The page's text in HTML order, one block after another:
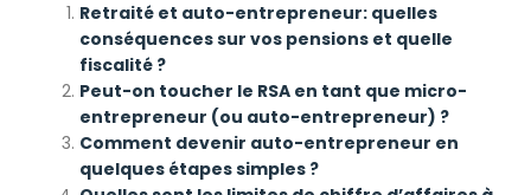
Retraité et auto-entrepreneur: quelles
conséquences sur vos pensions et quelle
fiscalité ?
Peut-on toucher le RSA en tant que micro-
entrepreneur (ou auto-entrepreneur) ?
Comment devenir auto-entrepreneur en
quelques étapes simples ?